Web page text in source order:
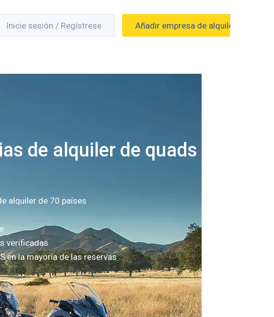
Inicie sesión / Regístrese Añadir empresa de alquiler
de alquiler de quads en
alquiler de 70 países
verificadas
en la mayoría de las reservas